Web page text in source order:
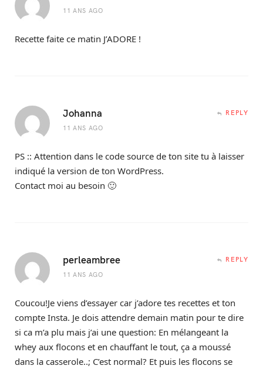
11 ANS AGO
Recette faite ce matin J’ADORE !
Johanna
11 ANS AGO
REPLY
PS :: Attention dans le code source de ton site tu à laisser
indiqué la version de ton WordPress.
Contact moi au besoin 🙂
perleambree
11 ANS AGO
REPLY
Coucou!Je viens d’essayer car j’adore tes recettes et ton
compte Insta. Je dois attendre demain matin pour te dire
si ca m’a plu mais j’ai une question: En mélangeant la
whey aux flocons et en chauffant le tout, ça a moussé
dans la casserole..; C’est normal? Et puis les flocons se